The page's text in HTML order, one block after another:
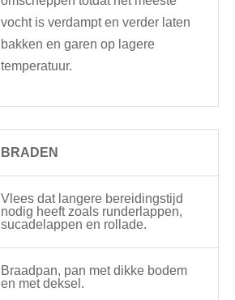
vocht is verdampt en verder laten
bakken en garen op lagere
temperatuur.
BRADEN
Vlees dat langere bereidingstijd
nodig heeft zoals runderlappen,
sucadelappen en rollade.
Braadpan, pan met dikke bodem
en met deksel.